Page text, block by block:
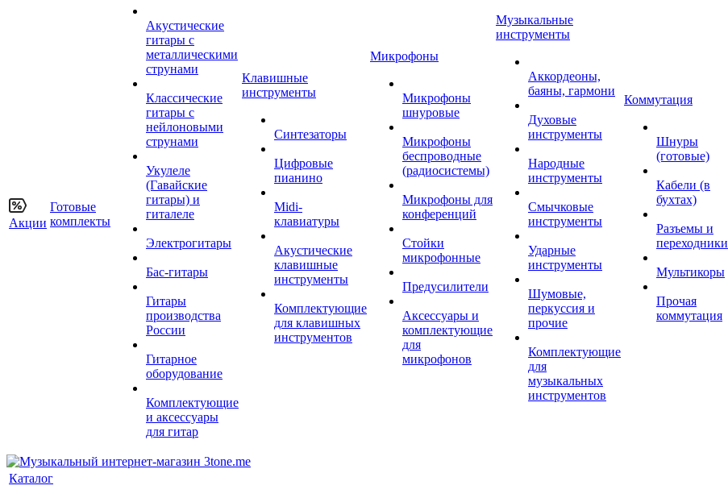
Акции
Готовые
комплекты
Акустические
гитары с
металлическими
струнами
Классические
гитары с
нейлоновыми
струнами
Укулеле
(Гавайские
гитары) и
гиталеле
Электрогитары
Бас-гитары
Гитары
производства
России
Гитарное
оборудование
Комплектующие
и аксессуары
для гитар
Клавишные
инструменты
Синтезаторы
Цифровые
пианино
Midi-
клавиатуры
Акустические
клавишные
инструменты
Комплектующие
для клавишных
инструментов
Микрофоны
Микрофоны
шнуровые
Микрофоны
беспроводные
(радиосистемы)
Микрофоны для
конференций
Стойки
микрофонные
Предусилители
Аксессуары и
комплектующие
для
микрофонов
Музыкальные
инструменты
Аккордеоны,
баяны, гармони
Духовые
инструменты
Народные
инструменты
Смычковые
инструменты
Ударные
инструменты
Шумовые,
перкуссия и
прочие
Комплектующие
для
музыкальных
инструментов
Коммутация
Шнуры
(готовые)
Кабели (в
бухтах)
Разъемы и
переходники
Мультикоры
Прочая
коммутация
Каталог